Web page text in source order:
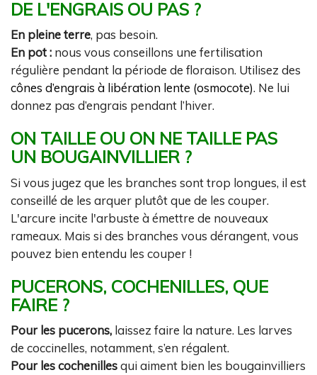
DE L'ENGRAIS OU PAS ?
En pleine terre, pas besoin.
En pot : nous vous conseillons une fertilisation
régulière pendant la période de floraison. Utilisez des
cônes d’engrais à libération lente (osmocote). Ne lui
donnez pas d’engrais pendant l’hiver.
ON TAILLE OU ON NE TAILLE PAS
UN BOUGAINVILLIER ?
Si vous jugez que les branches sont trop longues, il est
conseillé de les arquer plutôt que de les couper.
L'arcure incite l'arbuste à émettre de nouveaux
rameaux. Mais si des branches vous dérangent, vous
pouvez bien entendu les couper !
PUCERONS, COCHENILLES, QUE
FAIRE ?
Pour les pucerons, laissez faire la nature. Les larves
de coccinelles, notamment, s’en régalent.
Pour les cochenillesqui aiment bien les bougainvilliers